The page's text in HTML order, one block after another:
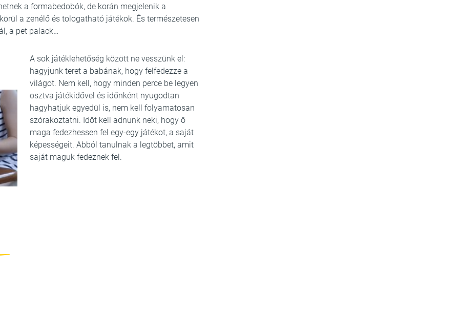
a formabedobók, de korán megjelenik a
a zenélő és tologatható játékok. És természetesen
a pet palack…
A sok játéklehetőség között ne vesszünk el:
hagyjunk teret a babának, hogy felfedezze a
világot. Nem kell, hogy minden perce be legyen
osztva játékidővel és időnként nyugodtan
hagyhatjuk egyedül is, nem kell folyamatosan
szórakoztatni. Időt kell adnunk neki, hogy ő
maga fedezhessen fel egy-egy játékot, a saját
képességeit. Abból tanulnak a legtöbbet, amit
saját maguk fedeznek fel.